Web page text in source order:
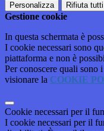
Personalizza Rifiuta tutti
Gestione cookie
In questa schermata è
I cookie necessari sono
piattaforma e non è
Per conoscere quali sono
visionare la COOKIE
Cookie necessari per il
I cookie necessari per il